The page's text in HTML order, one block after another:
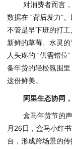
对消费者而言
数据在 “背后发力”
不管是早下班的打
新鲜的草莓、水灵
人头疼的 “供需错位
备年货的轻松氛围
这份鲜美。
阿里生态协同
盒马年货节的
月26日，盒马小红
台，形成跨场景的